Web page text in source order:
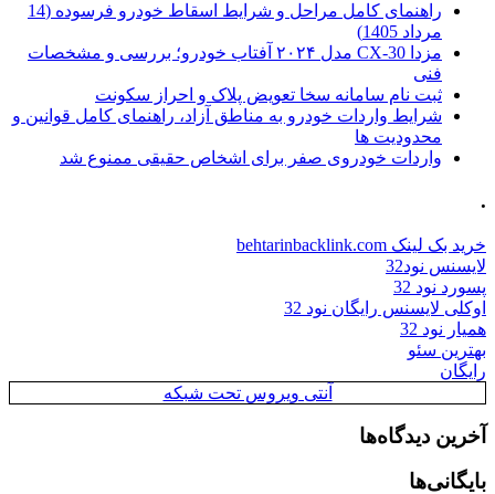
راهنمای کامل مراحل و شرایط اسقاط خودرو فرسوده (14
مرداد 1405)
مزدا CX-30 مدل ۲۰۲۴ آفتاب خودرو؛ بررسی و مشخصات
فنی
ثبت نام سامانه سخا تعویض پلاک و احراز سکونت
شرایط واردات خودرو به مناطق آزاد، راهنمای کامل قوانین و
محدودیت ها
واردات خودروی صفر برای اشخاص حقیقی ممنوع شد
.
خرید بک لینک behtarinbacklink.com
لایسنس نود32
پسورد نود 32
اوکلی لایسنس رایگان نود 32
همیار نود 32
بهترین سئو
رایگان
آنتی ویروس تحت شبکه
آخرین دیدگاه‌ها
بایگانی‌ها